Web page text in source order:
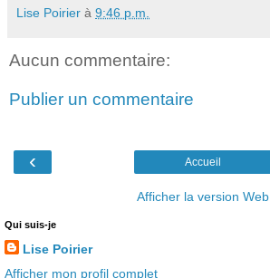
Lise Poirier à 9:46 p.m.
Aucun commentaire:
Publier un commentaire
‹ Accueil
Afficher la version Web
Qui suis-je
Lise Poirier
Afficher mon profil complet